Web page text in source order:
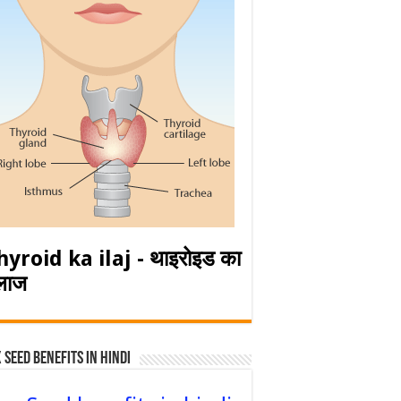
ka ilaj - थाइरोइड का
Seed Benefits in hindi